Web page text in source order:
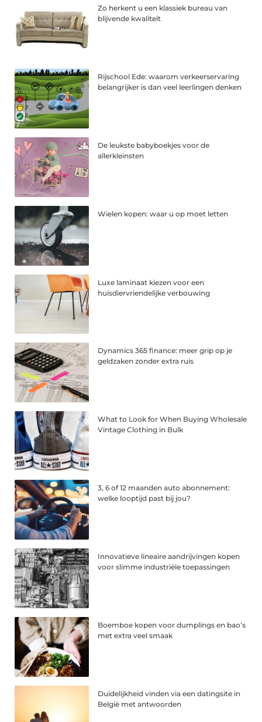
Zo herkent u een klassiek bureau van
blijvende kwaliteit
Rijschool Ede: waarom verkeerservaring
belangrijker is dan veel leerlingen denken
De leukste babyboekjes voor de
allerkleinsten
Wielen kopen: waar u op moet letten
Luxe laminaat kiezen voor een
huisdiervriendelijke verbouwing
Dynamics 365 finance: meer grip op je
geldzaken zonder extra ruis
What to Look for When Buying Wholesale
Vintage Clothing in Bulk
3, 6 of 12 maanden auto abonnement:
welke looptijd past bij jou?
Innovatieve lineaire aandrijvingen kopen
voor slimme industriële toepassingen
Boemboe kopen voor dumplings en bao’s
met extra veel smaak
Duidelijkheid vinden via een datingsite in
België met antwoorden